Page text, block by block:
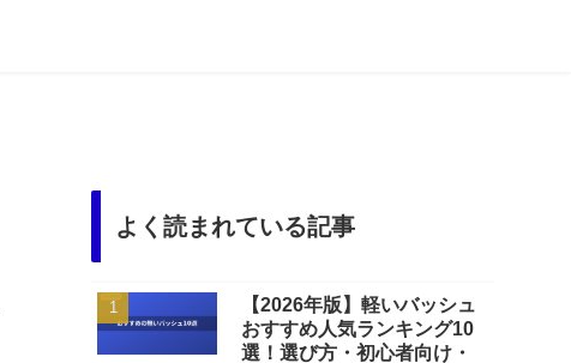
よく読まれている記事
【2026年版】軽いバッシュ
おすすめ人気ランキング10
選！選び方・初心者向け・